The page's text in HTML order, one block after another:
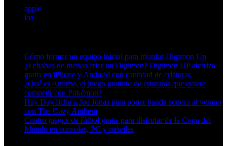
apple
ios
Cómo formar un equipo inicial para triunfar Digimon Up
¿Echabas de menos criar un Digimon? Digimon UP aterriza
gratis en iPhone y Android con cantidad de criaturas
¿Qué es Aniimo, el juego gratuito de criaturas que quiere
competir con Pokémon?
Hay Day ficha a Joe Jonas para poner banda sonora al verano
con The Cozy Anthem
Cuatro juegos de fútbol gratis para disfrutar de la Copa del
Mundo en consolas, PC y móviles